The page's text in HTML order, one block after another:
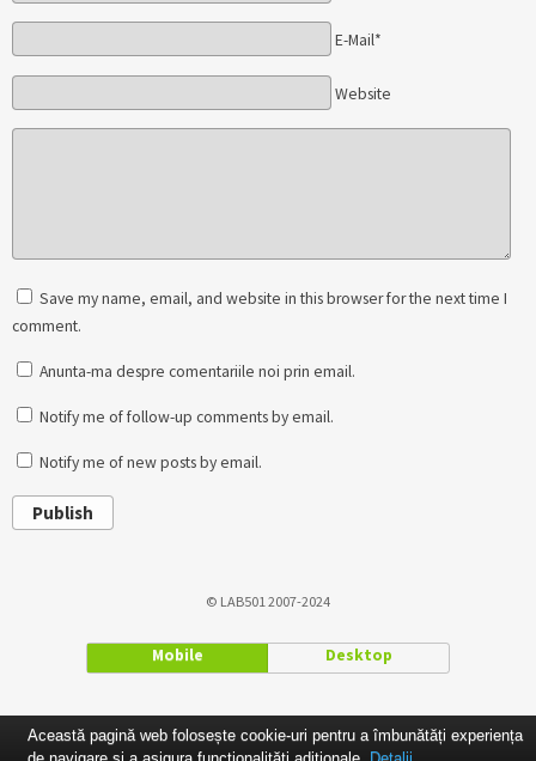
E-Mail*
Website
Save my name, email, and website in this browser for the next time I
comment.
Anunta-ma despre comentariile noi prin email.
Notify me of follow-up comments by email.
Notify me of new posts by email.
Publish
© LAB501 2007-2024
Mobile Desktop
Această pagină web folosește cookie-uri pentru a îmbunătăți experiența